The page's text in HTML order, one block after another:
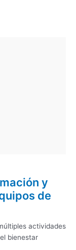
y
de
actividades
bienestar